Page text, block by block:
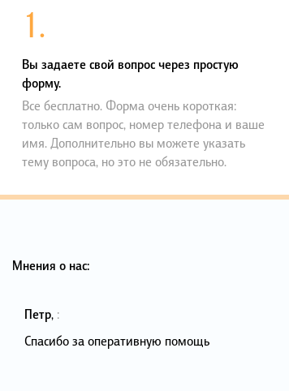
1.
Вы задаете свой вопрос через простую
форму.
Все бесплатно. Форма очень короткая:
только сам вопрос, номер телефона и ваше
имя. Дополнительно вы можете указать
тему вопроса, но это не обязательно.
Мнения о нас:
Петр, :
Спасибо за оперативную помощь